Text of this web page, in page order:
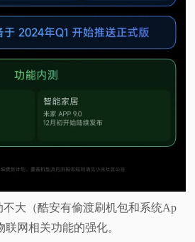
不大（酷安有偷渡刷机包和系统Ap
网相关功能的强化。